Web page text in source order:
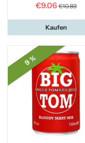
€9.06 €10.89
Kaufen
9 %